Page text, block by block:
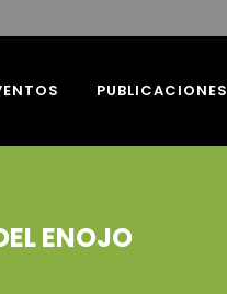
PUBLICACIONES
ENOJO